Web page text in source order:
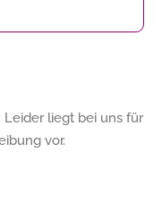
liegt bei uns für
vor.